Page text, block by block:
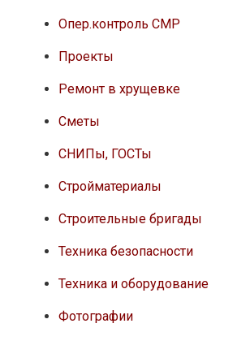
Опер.контроль СМР
Проекты
Ремонт в хрущевке
Сметы
СНИПы, ГОСТы
Стройматериалы
Строительные бригады
Техника безопасности
Техника и оборудование
Фотографии